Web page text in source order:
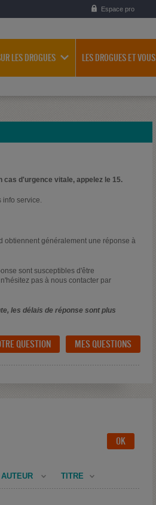
Espace pro
LES DROGUES LES DROGUES ET VOUS
d'urgence vitale, appelez le 15.
service.
obtiennent généralement une réponse à
sont susceptibles d'être
pas à nous contacter par
les délais de réponse sont plus
QUESTION MES QUESTIONS
AUTEUR TITRE